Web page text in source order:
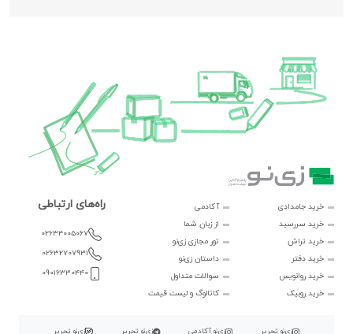
خرید جامدادی
خرید سررسید
خرید تراش
خرید دفتر
خرید روانویس
خرید روبیک
آکادمی
از زبان شما
تور مجازی زی‌نو
داستان زی‌نو
سوالات متداول
کاتالوگ و لیست قیمت
راه‌های ارتباطی
02634005067
02632707931
09016330440
زی‌نو تحریر زی‌نو آکادمی زی‌نو تحریر زی‌نو تحریر